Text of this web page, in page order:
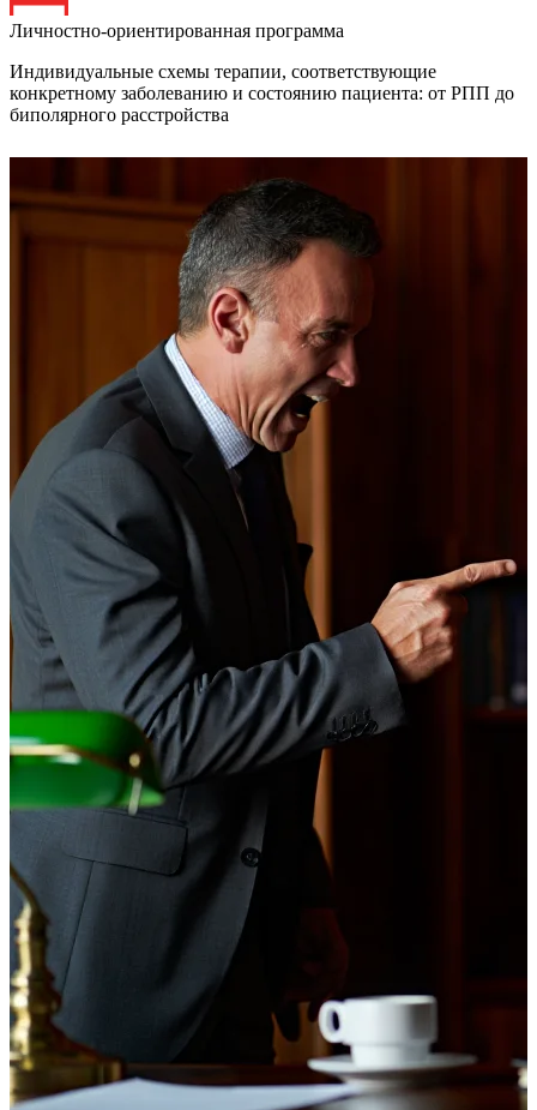
Личностно-ориентированная программа
Индивидуальные схемы терапии, соответствующие
конкретному заболеванию и состоянию пациента: от РПП до
биполярного расстройства